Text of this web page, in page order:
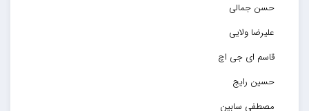
حسن جمالی
علیرضا ولایی
قاسم ای جی اچ
حسین رایج
مصطفی سابین